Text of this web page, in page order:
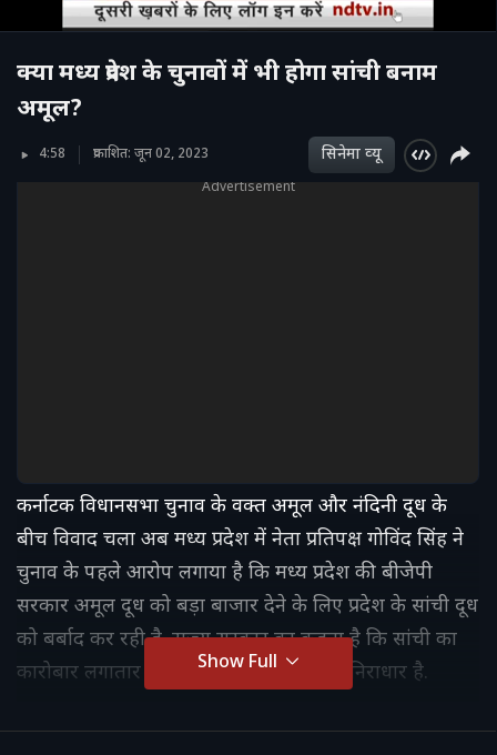
क्या मध्य प्रदेश के चुनावों में भी होगा सांची बनाम
अमूल?
4:58 प्रकाशित: जून 02, 2023 सिनेमा व्‍यू
Advertisement
कर्नाटक विधानसभा चुनाव के वक्त अमूल और नंदिनी दूध के
बीच विवाद चला अब मध्य प्रदेश में नेता प्रतिपक्ष गोविंद सिंह ने
चुनाव के पहले आरोप लगाया है कि मध्य प्रदेश की बीजेपी
सरकार अमूल दूध को बड़ा बाजार देने के लिए प्रदेश के सांची दूध
को बर्बाद कर रही है. राज्य सरकार का कहना है कि सांची का
कारोबार लगातार बढ़ रहा है. आरोप पूरी तरह निराधार है.
Show Full